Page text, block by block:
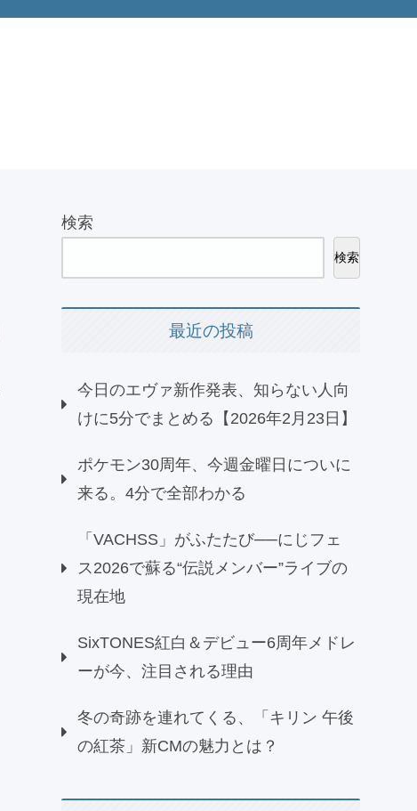
検索
検索
最近の投稿
今日のエヴァ新作発表、知らない人向
けに5分でまとめる【2026年2月23日】
ポケモン30周年、今週金曜日についに
来る。4分で全部わかる
「VACHSS」がふたたび──にじフェ
ス2026で蘇る“伝説メンバー”ライブの
現在地
SixTONES紅白＆デビュー6周年メドレ
ーが今、注目される理由
冬の奇跡を連れてくる、「キリン 午後
の紅茶」新CMの魅力とは？